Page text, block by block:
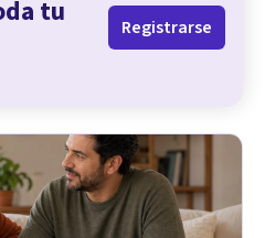
tu
Registrarse